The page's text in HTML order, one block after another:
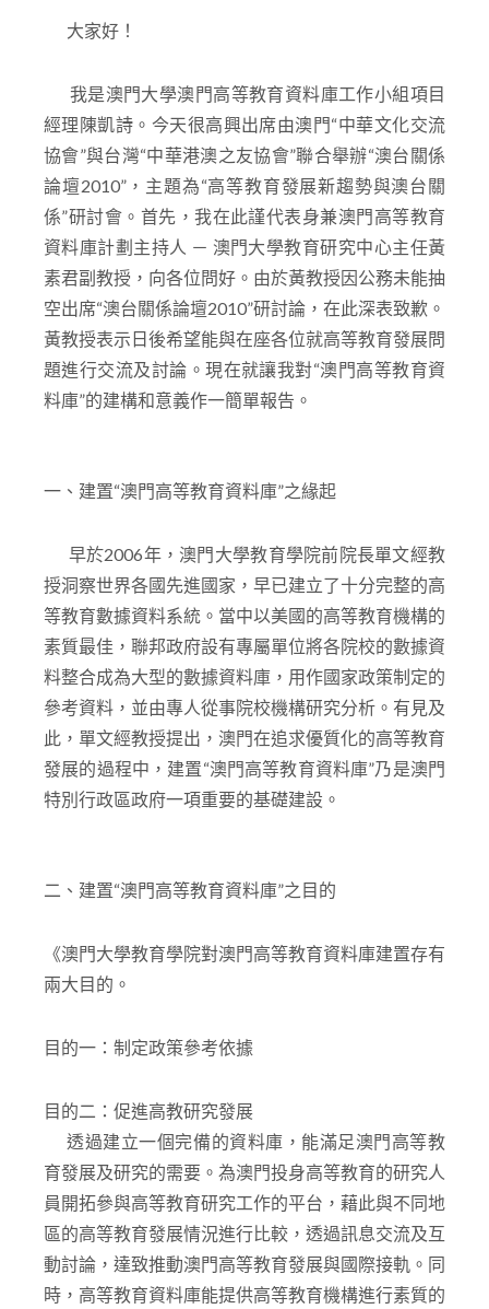
大家好！
我是澳門大學澳門高等教育資料庫工作小組項目
經理陳凱詩。今天很高興出席由澳門“中華文化交流
協會”與台灣“中華港澳之友協會”聯合舉辦“澳台關係
論壇2010”，主題為“高等教育發展新趨勢與澳台關
係”研討會。首先，我在此謹代表身兼澳門高等教育
資料庫計劃主持人 － 澳門大學教育研究中心主任黃
素君副教授，向各位問好。由於黃教授因公務未能抽
空出席“澳台關係論壇2010”研討論，在此深表致歉。
黃教授表示日後希望能與在座各位就高等教育發展問
題進行交流及討論。現在就讓我對“澳門高等教育資
料庫”的建構和意義作一簡單報告。
一、建置“澳門高等教育資料庫”之緣起
早於2006年，澳門大學教育學院前院長單文經教
授洞察世界各國先進國家，早已建立了十分完整的高
等教育數據資料系統。當中以美國的高等教育機構的
素質最佳，聯邦政府設有專屬單位將各院校的數據資
料整合成為大型的數據資料庫，用作國家政策制定的
參考資料，並由專人從事院校機構研究分析。有見及
此，單文經教授提出，澳門在追求優質化的高等教育
發展的過程中，建置“澳門高等教育資料庫”乃是澳門
特別行政區政府一項重要的基礎建設。
二、建置“澳門高等教育資料庫”之目的
《澳門大學教育學院對澳門高等教育資料庫建置存有
兩大目的。
目的一：制定政策參考依據
目的二：促進高教研究發展
透過建立一個完備的資料庫，能滿足澳門高等教
育發展及研究的需要。為澳門投身高等教育的研究人
員開拓參與高等教育研究工作的平台，藉此與不同地
區的高等教育發展情況進行比較，透過訊息交流及互
動討論，達致推動澳門高等教育發展與國際接軌。同
時，高等教育資料庫能提供高等教育機構進行素質的